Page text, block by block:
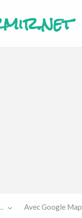
Avec Google Map